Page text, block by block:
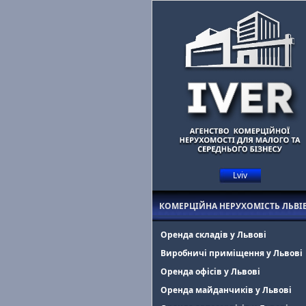
Lviv
КОМЕРЦІЙНА НЕРУХОМІСТЬ
Оренда складів у Львові
Виробничі приміщення у Львові
Оренда офісів у Львові
Оренда майданчиків у Львові
Допоможемо знайти